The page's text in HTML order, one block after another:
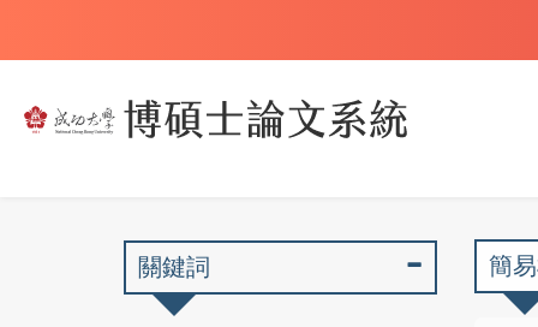
簡
關鍵詞